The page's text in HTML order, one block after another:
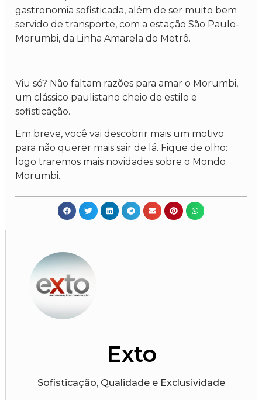
Exto
Sofisticação, Qualidade e Exclusividade
gastronomia sofisticada, além de ser muito bem
servido de transporte, com a estação São Paulo-
Morumbi, da Linha Amarela do Metrô.
Viu só? Não faltam razões para amar o Morumbi,
um clássico paulistano cheio de estilo e
sofisticação.
Em breve, você vai descobrir mais um motivo
para não querer mais sair de lá. Fique de olho:
logo traremos mais novidades sobre o Mondo
Morumbi.